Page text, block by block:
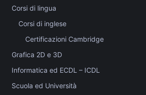
Corsi di lingua
Corsi di inglese
Certificazioni Cambridge
Grafica 2D e 3D
Informatica ed ECDL – ICDL
Scuola ed Università